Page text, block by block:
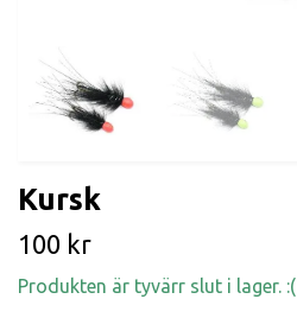
Kursk
100 kr
Produkten är tyvärr slut i lager. :(